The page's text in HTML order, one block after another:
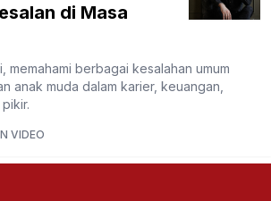
di Masa
memahami berbagai kesalahan umum
anak muda dalam karier, keuangan,
VIDEO